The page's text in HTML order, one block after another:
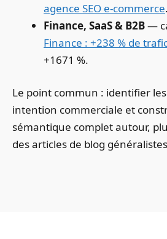
agence SEO e-commerce.
Finance, SaaS & B2B—
Finance : +238 % de
+1671 %.
Le point commun : identifier
intention commerciale et
sémantique complet autour,
des articles de blog